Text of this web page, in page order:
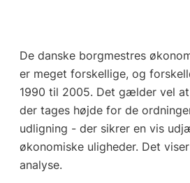
De danske borgmestres
er meget forskellige, og
1990 til 2005. Det gælder vel
der tages højde for de
udligning - der sikrer en vis
økonomiske uligheder. Det
analyse.